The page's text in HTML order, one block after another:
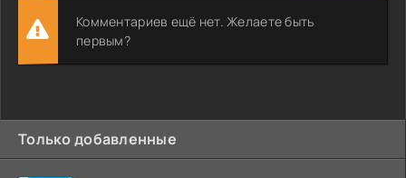
Комментариев ещё нет. Желаете быть
первым?
Только добавленные